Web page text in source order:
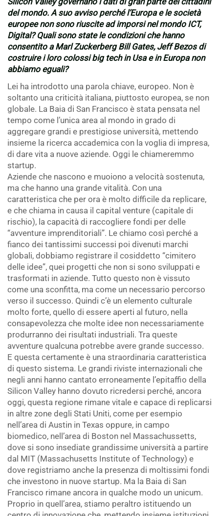
del mondo. A suo avviso perché l’Europa e le società
europee non sono riuscite ad imporsi nel mondo ICT,
Digital? Quali sono state le condizioni che hanno
consentito a Marl Zuckerberg Bill Gates, Jeff Bezos di
costruire i loro colossi big tech in Usa e in Europa non
abbiamo eguali?
Lei ha introdotto una parola chiave, europeo. Non è
soltanto una criticità italiana, piuttosto europea, se non
globale. La Baia di San Francisco è stata pensata nel
tempo come l’unica area al mondo in grado di
aggregare grandi e prestigiose università, mettendo
insieme la ricerca accademica con la voglia di impresa,
di dare vita a nuove aziende. Oggi le chiameremmo
startup.
Aziende che nascono e muoiono a velocità sostenuta,
ma che hanno una grande vitalità. Con una
caratteristica che per ora è molto difficile da replicare,
e che chiama in causa il capital venture (capitale di
rischio), la capacità di raccogliere fondi per delle
“avventure imprenditoriali”. Le chiamo così perché a
fianco dei tantissimi successi poi divenuti marchi
globali, dobbiamo registrare il cosiddetto “cimitero
delle idee”, quei progetti che non si sono sviluppati e
trasformati in aziende. Tutto questo non è vissuto
come una sconfitta, ma come un necessario percorso
verso il successo. Quindi c’è un elemento culturale
molto forte, quello di essere aperti al futuro, nella
consapevolezza che molte idee non necessariamente
produrranno dei risultati industriali. Tra queste
avventure qualcuna potrebbe avere grande successo.
E questa certamente è una straordinaria caratteristica
di questo sistema. Le grandi riviste internazionali che
negli anni hanno cantato erroneamente l’epitaffio della
Silicon Valley hanno dovuto ricredersi perché, ancora
oggi, questa regione rimane vitale e capace di replicarsi
in altre zone degli Stati Uniti, come per esempio
nell’area di Austin in Texas oppure, in campo
biomedico, nell’area di Boston nel Massachussetts,
dove si sono insediate grandissime università a partire
dal MIT (Massachusetts Institute of Technology) e
dove registriamo anche la presenza di moltissimi fondi
che investono in nuove startup. Ma la Baia di San
Francisco rimane ancora in qualche modo un unicum.
Proprio in quell’area, stiamo peraltro istituendo un